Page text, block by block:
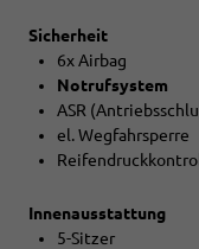
Sicherheit
6x Airbag
Notrufsystem
ASR
el. Wegfahrsperre
Innenausstattung
5-Sitzer